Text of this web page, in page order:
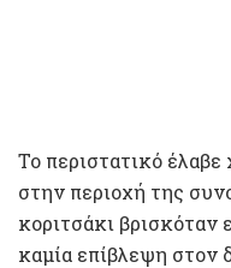
Το περιστατικό
στην περιοχή της
κοριτσάκι βρισκόταν
καμία επίβλεψη στον